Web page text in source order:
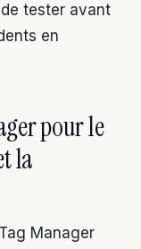
tester avant
en
pour le
la
Manager